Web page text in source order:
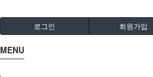
로그인 회원가입
MENU